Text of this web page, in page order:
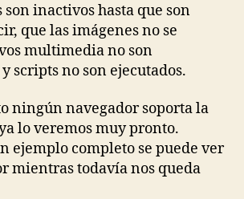
son inactivos hasta que son
que las imágenes no se
multimedia no son
scripts no son ejecutados.
ningún navegador soporta la
lo veremos muy pronto.
ejemplo completo se puede ver
mientras todavía nos queda